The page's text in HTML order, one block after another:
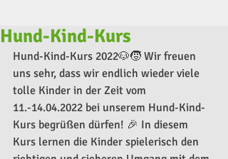
Hund-Kind-Kurs
Hund-Kind-Kurs 2022🐶🧒 Wir freuen
uns sehr, dass wir endlich wieder viele
tolle Kinder in der Zeit vom
11.-14.04.2022 bei unserem Hund-Kind-
Kurs begrüßen dürfen! 🎉 In diesem
Kurs lernen die Kinder spielerisch den